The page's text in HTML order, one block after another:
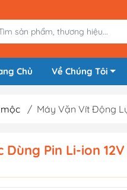
Chủ Về Chúng Tôi
/ Máy Vặn Vít Động
Pin Li-ion 12V